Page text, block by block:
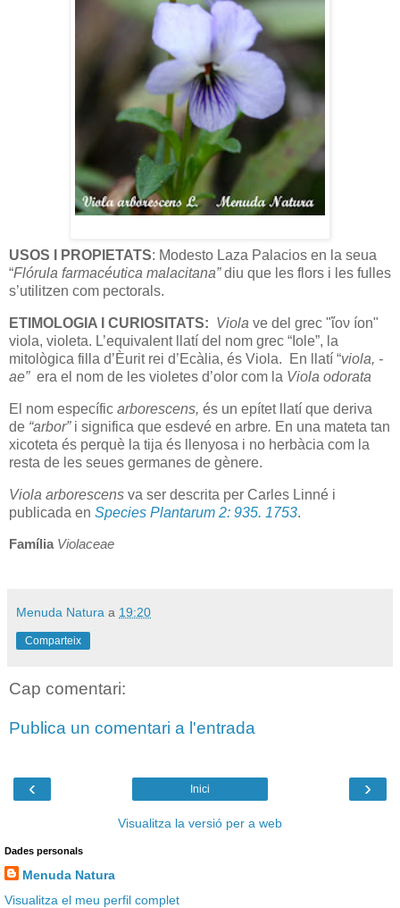
USOS I PROPIETATS: Modesto Laza Palacios en la seua
“Flórula farmacéutica malacitana”diu que les flors i les fulles
s’utilitzen com pectorals.
ETIMOLOGIA I CURIOSITATS: Viola ve del grec "ἴον íon"
viola, violeta. L’equivalent llatí del nom grec “Iole”, la
mitològica filla d’Èurit rei d’Ecàlia, és Viola. En llatí “viola, -
ae”era el nom de les violetes d’olor com la Viola odorata
El nom específic arborescens, és un epítet llatí que deriva
de “arbor” i significa que esdevé en arbre. En una mateta tan
xicoteta és perquè la tija és llenyosa i no herbàcia com la
resta de les seues germanes de gènere.
Viola arborescens va ser descrita per Carles Linné i
publicada en Species Plantarum 2: 935. 1753.
Família Violaceae
Menuda Natura a 19:20
Comparteix
Cap comentari:
Publica un comentari a l'entrada
‹ ›
Inici
Visualitza la versió per a web
Dades personals
Menuda Natura
Visualitza el meu perfil complet